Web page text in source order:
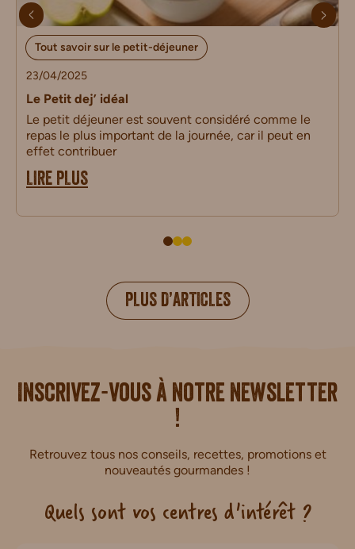
Tout savoir sur le petit-déjeuner
23/04/2025
Le Petit dej’ idéal
Le petit déjeuner est souvent considéré comme le
repas le plus important de la journée, car il peut en
effet contribuer
LIRE PLUS
PLUS D’ARTICLES
Inscrivez-vous à notre newsletter
!
Retrouvez tous nos conseils, recettes, promotions et
nouveautés gourmandes !
Quels sont vos centres d'intérêt ?